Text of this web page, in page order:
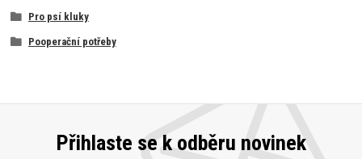
Pro psí kluky
Pooperační potřeby
Přihlaste se k odběru novinek